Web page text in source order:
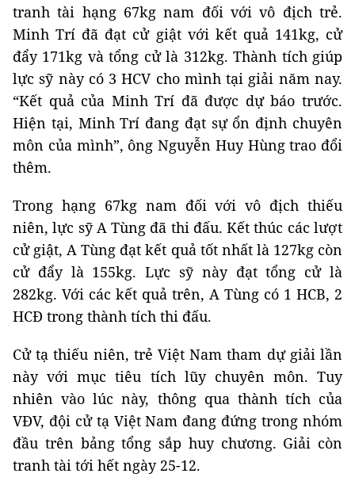
tranh tài hạng 67kg nam đối với vô địch trẻ.
Minh Trí đã đạt cử giật với kết quả 141kg, cử
đẩy 171kg và tổng cử là 312kg. Thành tích giúp
lực sỹ này có 3 HCV cho mình tại giải năm nay.
“Kết quả của Minh Trí đã được dự báo trước.
Hiện tại, Minh Trí đang đạt sự ổn định chuyên
môn của mình”, ông Nguyễn Huy Hùng trao đổi
thêm.
Trong hạng 67kg nam đối với vô địch thiếu
niên, lực sỹ A Tùng đã thi đấu. Kết thúc các lượt
cử giật, A Tùng đạt kết quả tốt nhất là 127kg còn
cử đẩy là 155kg. Lực sỹ này đạt tổng cử là
282kg. Với các kết quả trên, A Tùng có 1 HCB, 2
HCĐ trong thành tích thi đấu.
Cử tạ thiếu niên, trẻ Việt Nam tham dự giải lần
này với mục tiêu tích lũy chuyên môn. Tuy
nhiên vào lúc này, thông qua thành tích của
VĐV, đội cử tạ Việt Nam đang đứng trong nhóm
đầu trên bảng tổng sắp huy chương. Giải còn
tranh tài tới hết ngày 25-12.